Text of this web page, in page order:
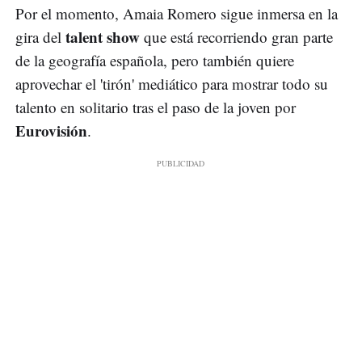
Por el momento, Amaia Romero sigue inmersa en la
gira del talent show que está recorriendo gran parte
de la geografía española, pero también quiere
aprovechar el 'tirón' mediático para mostrar todo su
talento en solitario tras el paso de la joven por
Eurovisión.